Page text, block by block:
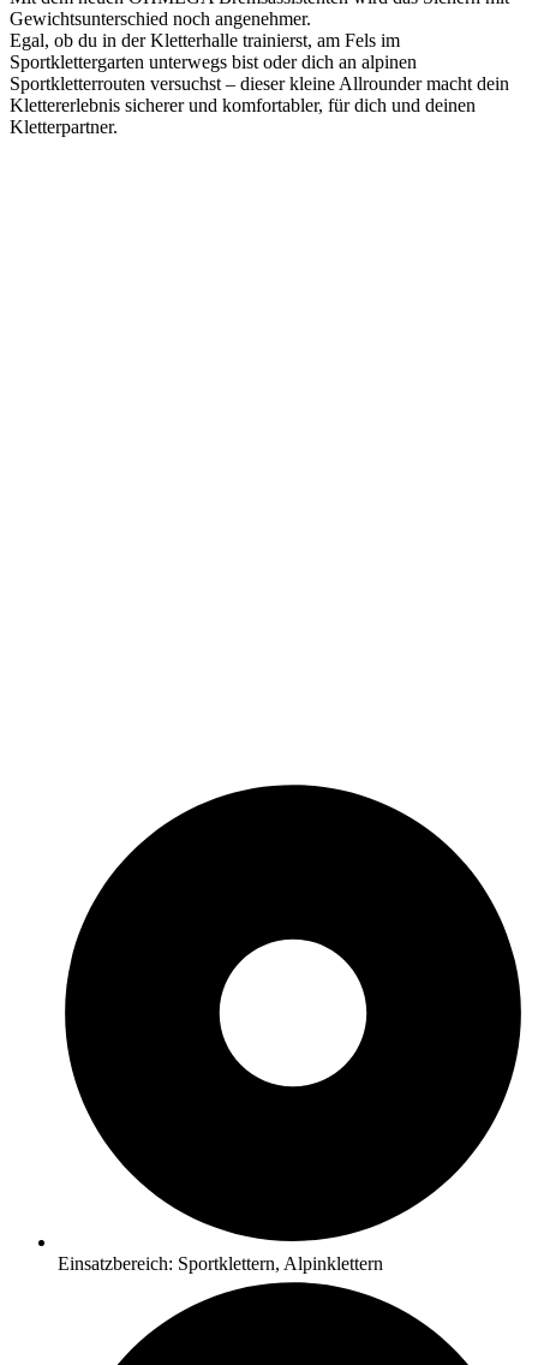
Gewichtsunterschied noch angenehmer.
Egal, ob du in der Kletterhalle trainierst, am Fels im
Sportklettergarten unterwegs bist oder dich an alpinen
Sportkletterrouten versuchst – dieser kleine Allrounder macht dein
Klettererlebnis sicherer und komfortabler, für dich und deinen
Kletterpartner.
Einsatzbereich: Sportklettern, Alpinklettern